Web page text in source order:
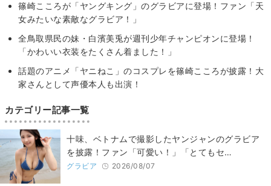
篠崎こころが「ヤングキング」のグラビアに登場！ファン「天
女みたいな素敵なグラビア！」
全鳥取県民の妹・白濱美兎が週刊少年チャンピオンに登場！
「かわいい衣装をたくさん着ました！」
話題のアニメ「ヤニねこ」のコスプレを篠崎こころが披露！大
家さんとして声優本人も出演！
カテゴリー記事一覧
十味、ベトナムで撮影したヤンジャンのグラビア
を披露！ファン「可愛い！」「とてもセ…
グラビア 2026/08/07